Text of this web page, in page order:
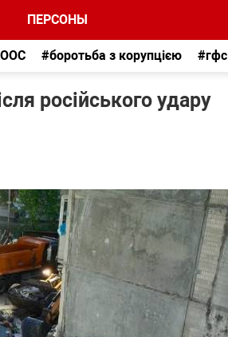
ПЕРСОНЫ
#боротьба з корупцією #гфс
російського удару